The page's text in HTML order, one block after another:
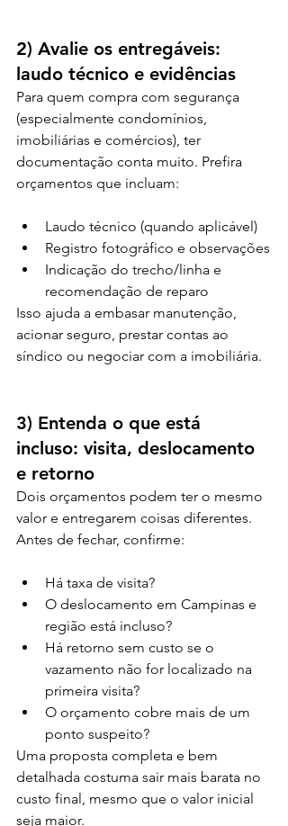
2) Avalie os entregáveis:
laudo técnico e evidências
Para quem compra com segurança
(especialmente condomínios,
imobiliárias e comércios), ter
documentação conta muito. Prefira
orçamentos que incluam:
Laudo técnico (quando aplicável)
Registro fotográfico e observações
Indicação do trecho/linha e
recomendação de reparo
Isso ajuda a embasar manutenção,
acionar seguro, prestar contas ao
síndico ou negociar com a imobiliária.
3) Entenda o que está
incluso: visita, deslocamento
e retorno
Dois orçamentos podem ter o mesmo
valor e entregarem coisas diferentes.
Antes de fechar, confirme:
Há taxa de visita?
O deslocamento em Campinas e
região está incluso?
Há retorno sem custo se o
vazamento não for localizado na
primeira visita?
O orçamento cobre mais de um
ponto suspeito?
Uma proposta completa e bem
detalhada costuma sair mais barata no
custo final, mesmo que o valor inicial
seja maior.